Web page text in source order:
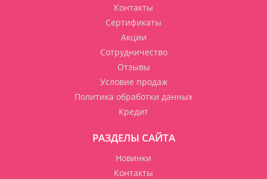
Контакты
Сертификаты
Акции
Сотрудничество
Отзывы
Условие продаж
Политика обработки данных
Кредит
РАЗДЕЛЫ САЙТА
Новинки
Контакты